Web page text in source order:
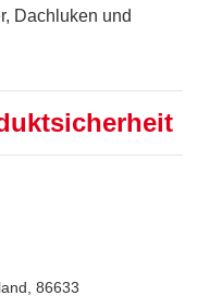
Dachluken und
86633